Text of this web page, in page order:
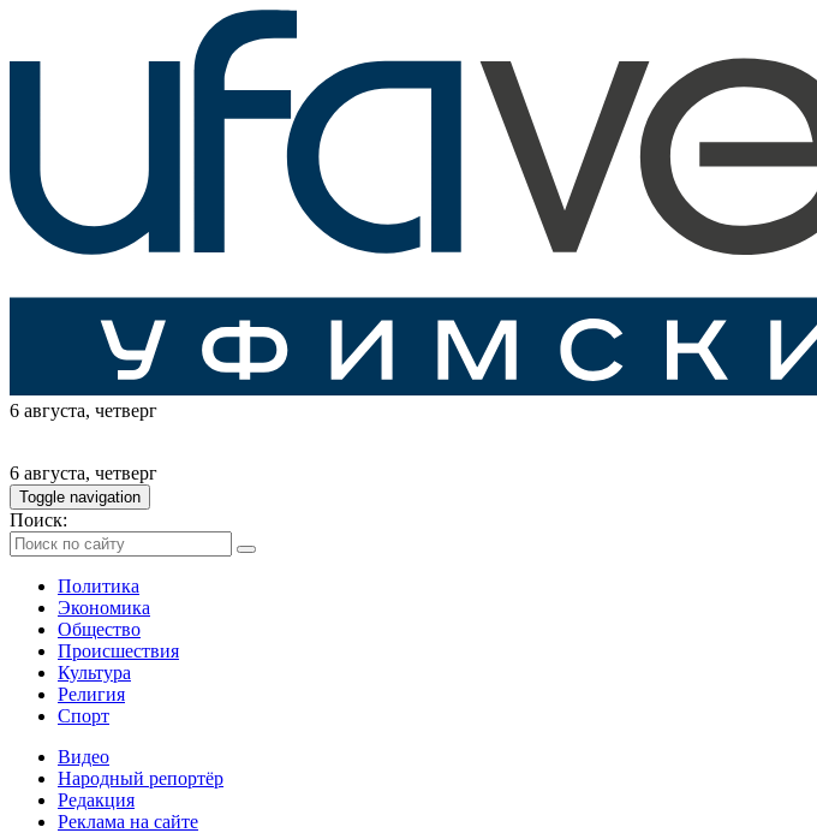
6 августа, четверг
6 августа, четверг
Toggle navigation
Поиск:
Политика
Экономика
Общество
Происшествия
Культура
Религия
Спорт
Видео
Народный репортёр
Редакция
Реклама на сайте